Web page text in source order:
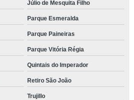
Júlio de Mesquita Filho
Parque Esmeralda
Parque Paineiras
Parque Vitória Régia
Quintais do Imperador
Retiro São João
Trujillo